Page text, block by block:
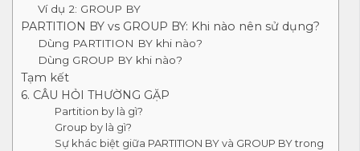
Ví dụ 2: GROUP BY
PARTITION BY vs GROUP BY: Khi nào nên sử dụng?
Dùng PARTITION BY khi nào?
Dùng GROUP BY khi nào?
Tạm kết
6. CÂU HỎI THƯỜNG GẶP
Partition by là gì?
Group by là gì?
Sự khác biệt giữa PARTITION BY và GROUP BY trong